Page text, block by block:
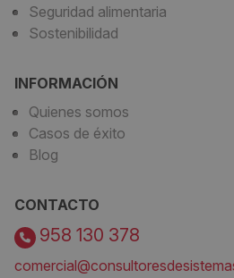
Seguridad alimentaria
Sostenibilidad
INFORMACIÓN
Quienes somos
Casos de éxito
Blog
CONTACTO
958 130 378